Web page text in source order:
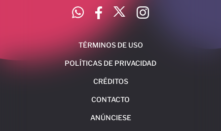
TÉRMINOS DE USO
POLÍTICAS DE PRIVACIDAD
CRÉDITOS
CONTACTO
ANÚNCIESE